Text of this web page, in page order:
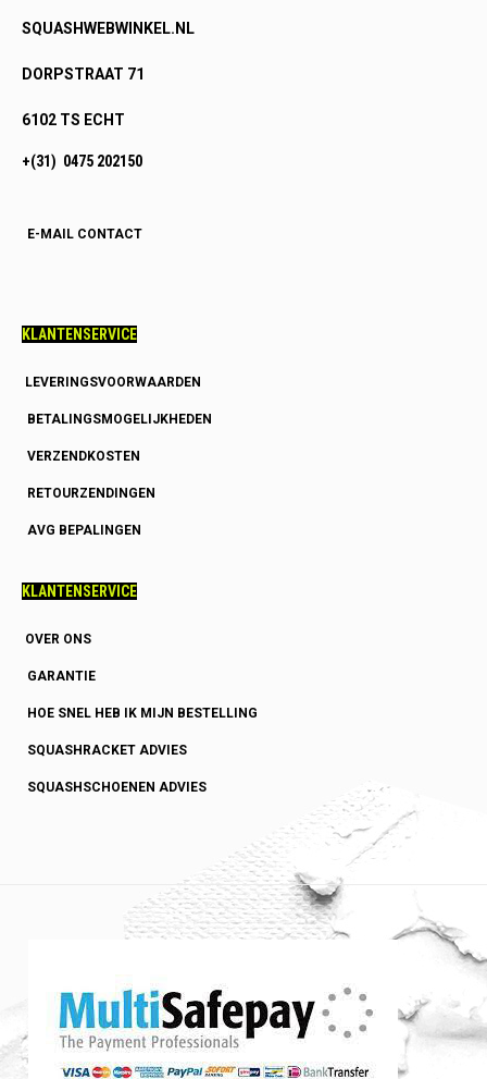
SQUASHWEBWINKEL.NL
DORPSTRAAT 71
6102 TS ECHT
+(31) 0475 202150
E-MAIL CONTACT
KLANTENSERVICE
LEVERINGSVOORWAARDEN
BETALINGSMOGELIJKHEDEN
VERZENDKOSTEN
RETOURZENDINGEN
AVG BEPALINGEN
KLANTENSERVICE
OVER ONS
GARANTIE
HOE SNEL HEB IK MIJN BESTELLING
SQUASHRACKET ADVIES
SQUASHSCHOENEN ADVIES